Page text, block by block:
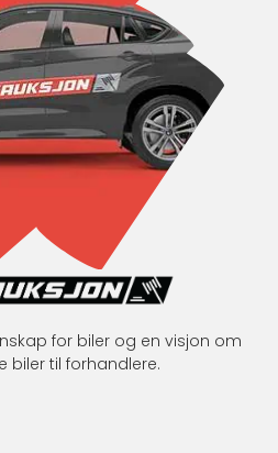
for biler og en visjon om
biler til forhandlere.